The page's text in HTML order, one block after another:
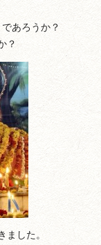
あろうか？
？
ました。